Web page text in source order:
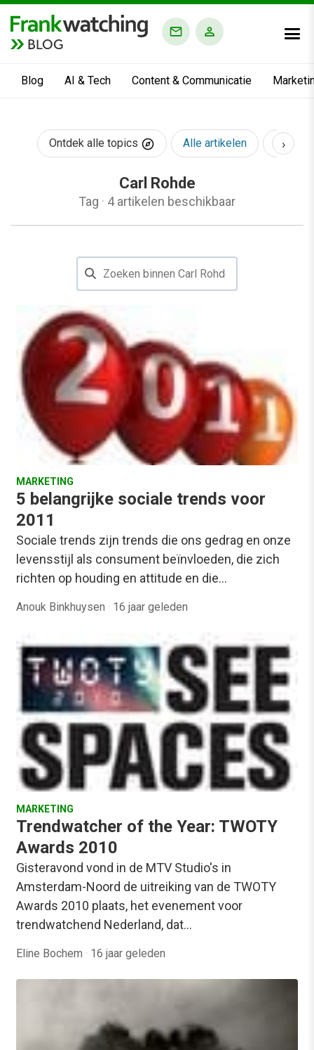
BLOG
Blog AI & Tech Content & Communicatie
Ontdek alle topics Alle artikelen AI &
›
Carl Rohde
Tag · 4 artikelen beschikbaar
MARKETING
5 belangrijke sociale trends voor
2011
Sociale trends zijn trends die ons gedrag en onze
levensstijl als consument beïnvloeden, die zich
richten op houding en attitude en die…
Anouk Binkhuysen · 16 jaar geleden
MARKETING
Trendwatcher of the Year: TWOTY
Awards 2010
Gisteravond vond in de MTV Studio's in
Amsterdam-Noord de uitreiking van de TWOTY
Awards 2010 plaats, het evenement voor
trendwatchend Nederland, dat…
Eline Bochem · 16 jaar geleden